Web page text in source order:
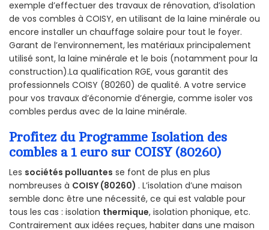
exemple d’effectuer des travaux de rénovation, d’isolation
de vos combles à COISY, en utilisant de la laine minérale ou
encore installer un chauffage solaire pour tout le foyer.
Garant de l’environnement, les matériaux principalement
utilisé sont, la laine minérale et le bois (notamment pour la
construction).La qualification RGE, vous garantit des
professionnels COISY (80260) de qualité. A votre service
pour vos travaux d’économie d’énergie, comme isoler vos
combles perdus avec de la laine minérale.
Profitez du Programme Isolation des
combles a 1 euro sur COISY (80260)
Les sociétés polluantes se font de plus en plus
nombreuses à COISY (80260) . L’isolation d’une maison
semble donc être une nécessité, ce qui est valable pour
tous les cas : isolation thermique, isolation phonique, etc.
Contrairement aux idées reçues, habiter dans une maison